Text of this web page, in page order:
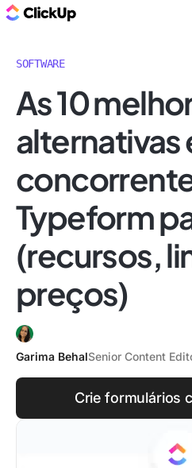
SOFTWARE
As 10
alternativas
Typeform
(recursos,
preços)
Garima BehalSenior Content
Crie formulários